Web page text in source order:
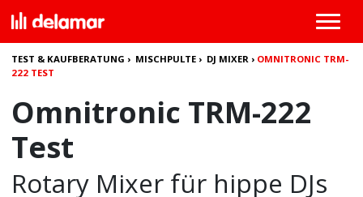
TEST & KAUFBERATUNG › MISCHPULTE › DJ MIXER › OMNITRONIC TRM-
222 TEST
Omnitronic TRM-222
Test
Rotary Mixer für hippe DJs